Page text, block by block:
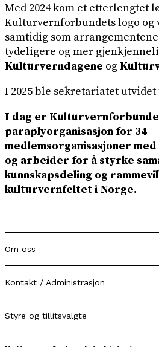
Med 2024 kom et etterlengtet
Kulturvernforbundets logo og
samtidig som
tydeligere og mer
Kulturverndagene og
I 2025 ble sekretariatet utvidet
I dag er
paraplyorganisasjon for 34
medlemsorganisasjoner med
og arbeider for å styrke
kunnskapsdeling og
kulturvernfeltet i Norge.
Om oss
Kontakt / Administrasjon
Styre og tillitsvalgte